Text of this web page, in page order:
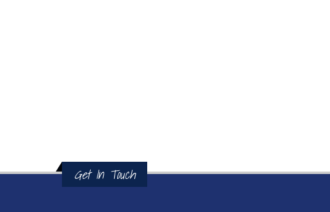
Get In Touch